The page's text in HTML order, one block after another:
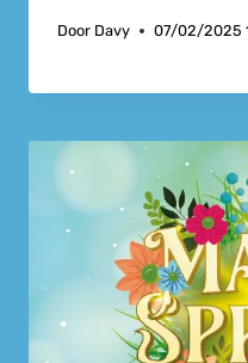
Door Davy 07/02/2025